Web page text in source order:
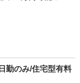
勤のみ/住宅型有料